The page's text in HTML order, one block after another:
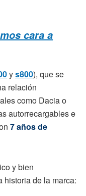
cara a
ys800), que se
relación
como Dacia o
autorrecargables e
7 años de
y bien
historia de la marca: